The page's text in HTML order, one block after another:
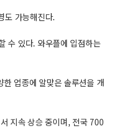
도 가능해진다.
수 있다. 와우플에 입점하는
업종에 알맞은 솔루션을 개
지속 상승 중이며, 전국 700